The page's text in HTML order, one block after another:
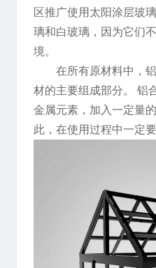
区推广使用太阳涂层玻
璃和白玻璃，因为它们
境。
在所有原材料中，
材的主要组成部分。 铝
金属元素，加入一定量
此，在使用过程中一定